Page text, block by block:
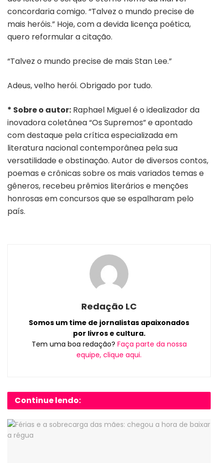
concordaria comigo. “Talvez o mundo precise de
mais heróis.” Hoje, com a devida licença poética,
quero reformular a citação.
“Talvez o mundo precise de mais Stan Lee.”
Adeus, velho herói. Obrigado por tudo.
* Sobre o autor: Raphael Miguel é o idealizador da
inovadora coletânea “Os Supremos” e apontado
com destaque pela crítica especializada em
literatura nacional contemporânea pela sua
versatilidade e obstinação. Autor de diversos contos,
poemas e crônicas sobre os mais variados temas e
gêneros, recebeu prêmios literários e menções
honrosas em concursos que se espalharam pelo
país.
Redação LC
Somos um time de jornalistas apaixonados
por livros e cultura.
Tem uma boa redação? Faça parte da nossa
equipe, clique aqui.
Continue lendo: